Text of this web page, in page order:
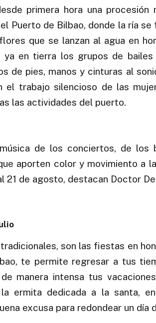
primera hora una
Puerto de Bilbao, donde la ría
que se lanzan al agua en
en tierra los grupos de bailes
de pies, manos y cinturas al
el trabajo silencioso de las
las actividades del puerto.
de los conciertos, de
aporten color y movimiento a
21 de agosto, destacan Doctor
son las fiestas en
te permite regresar a tus
manera intensa tus
ermita dedicada a la santa,
excusa para redondear un día